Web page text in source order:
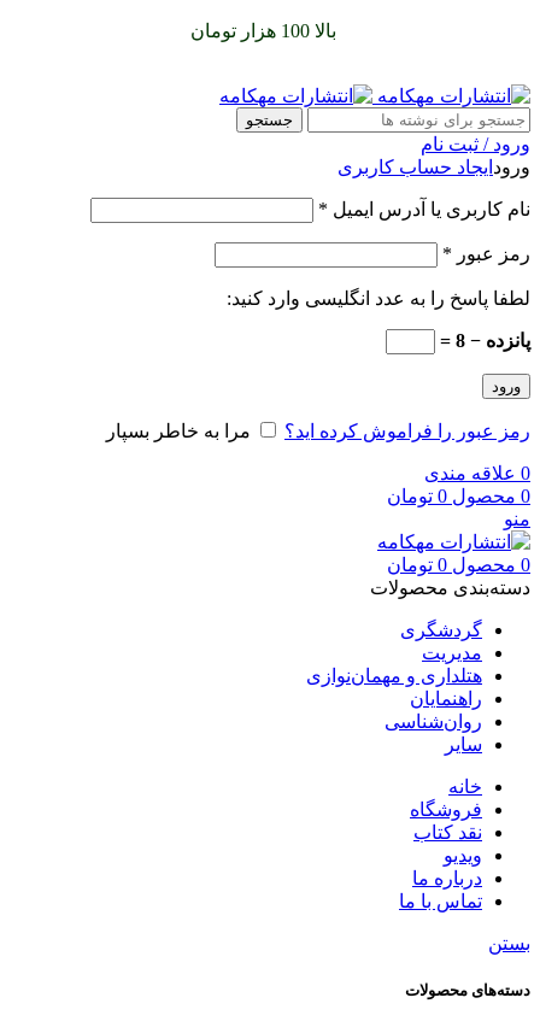
بالا 100 هزار تومان
جستجو
ورود / ثبت نام
ورود ایجاد حساب کاربری
نام کاربری یا آدرس ایمیل *
رمز عبور *
لطفا پاسخ را به عدد انگلیسی وارد کنید:
پانزده − 8 =
ورود
رمز عبور را فراموش کرده اید؟ مرا به خاطر بسپار
0 علاقه مندی
0 محصول 0 تومان
منو
0 محصول 0 تومان
دسته‌بندی محصولات
گردشگری
مدیریت
هتلداری و مهمان‌نوازی
راهنمایان
روان‌شناسی
سایر
خانه
فروشگاه
نقد کتاب
ویدیو
درباره‌ ما
تماس با ما
بستن
دسته‌های محصولات